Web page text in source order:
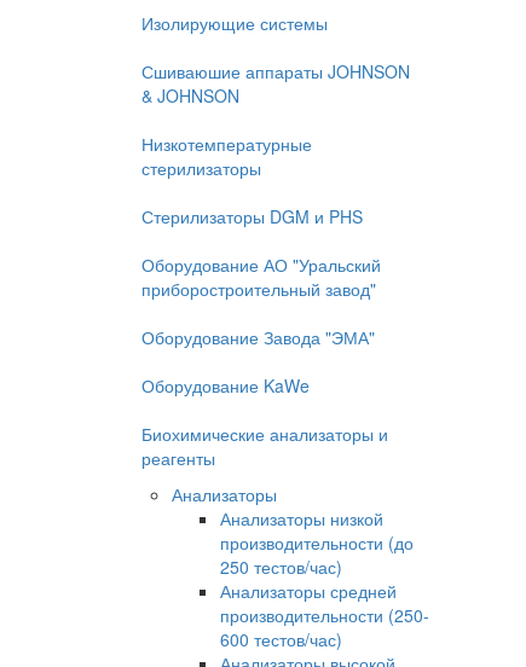
Изолирующие системы
Сшиваюшие аппараты JOHNSON
& JOHNSON
Низкотемпературные
стерилизаторы
Стерилизаторы DGM и PHS
Оборудование АО "Уральский
приборостроительный завод"
Оборудование Завода "ЭМА"
Оборудование KaWe
Биохимические анализаторы и
реагенты
Анализаторы
Анализаторы низкой
производительности (до
250 тестов/час)
Анализаторы средней
производительности (250-
600 тестов/час)